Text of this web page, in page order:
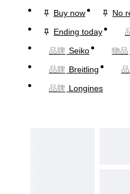
Buy now
No
Ending today
品牌 Seiko 物品
品牌 Breitling
品牌 Longines